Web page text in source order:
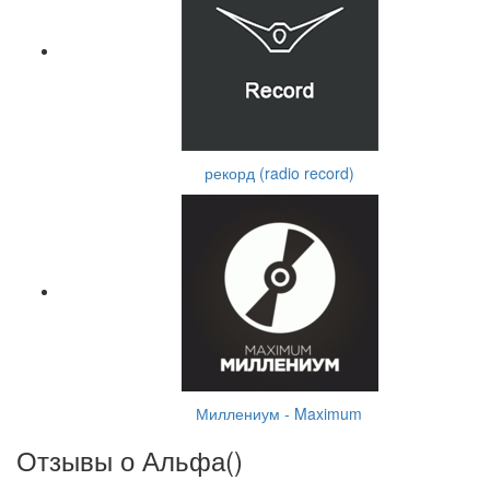
рекорд (radio record)
Миллениум - Maximum
Отзывы о Альфа()